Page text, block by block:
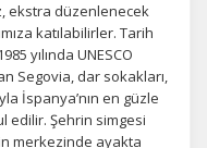
ekstra düzenlenecek
katılabilirler. Tarih
yılında UNESCO
Segovia, dar sokakları,
İspanya’nın en güzle
edilir. Şehrin simgesi
merkezinde ayakta